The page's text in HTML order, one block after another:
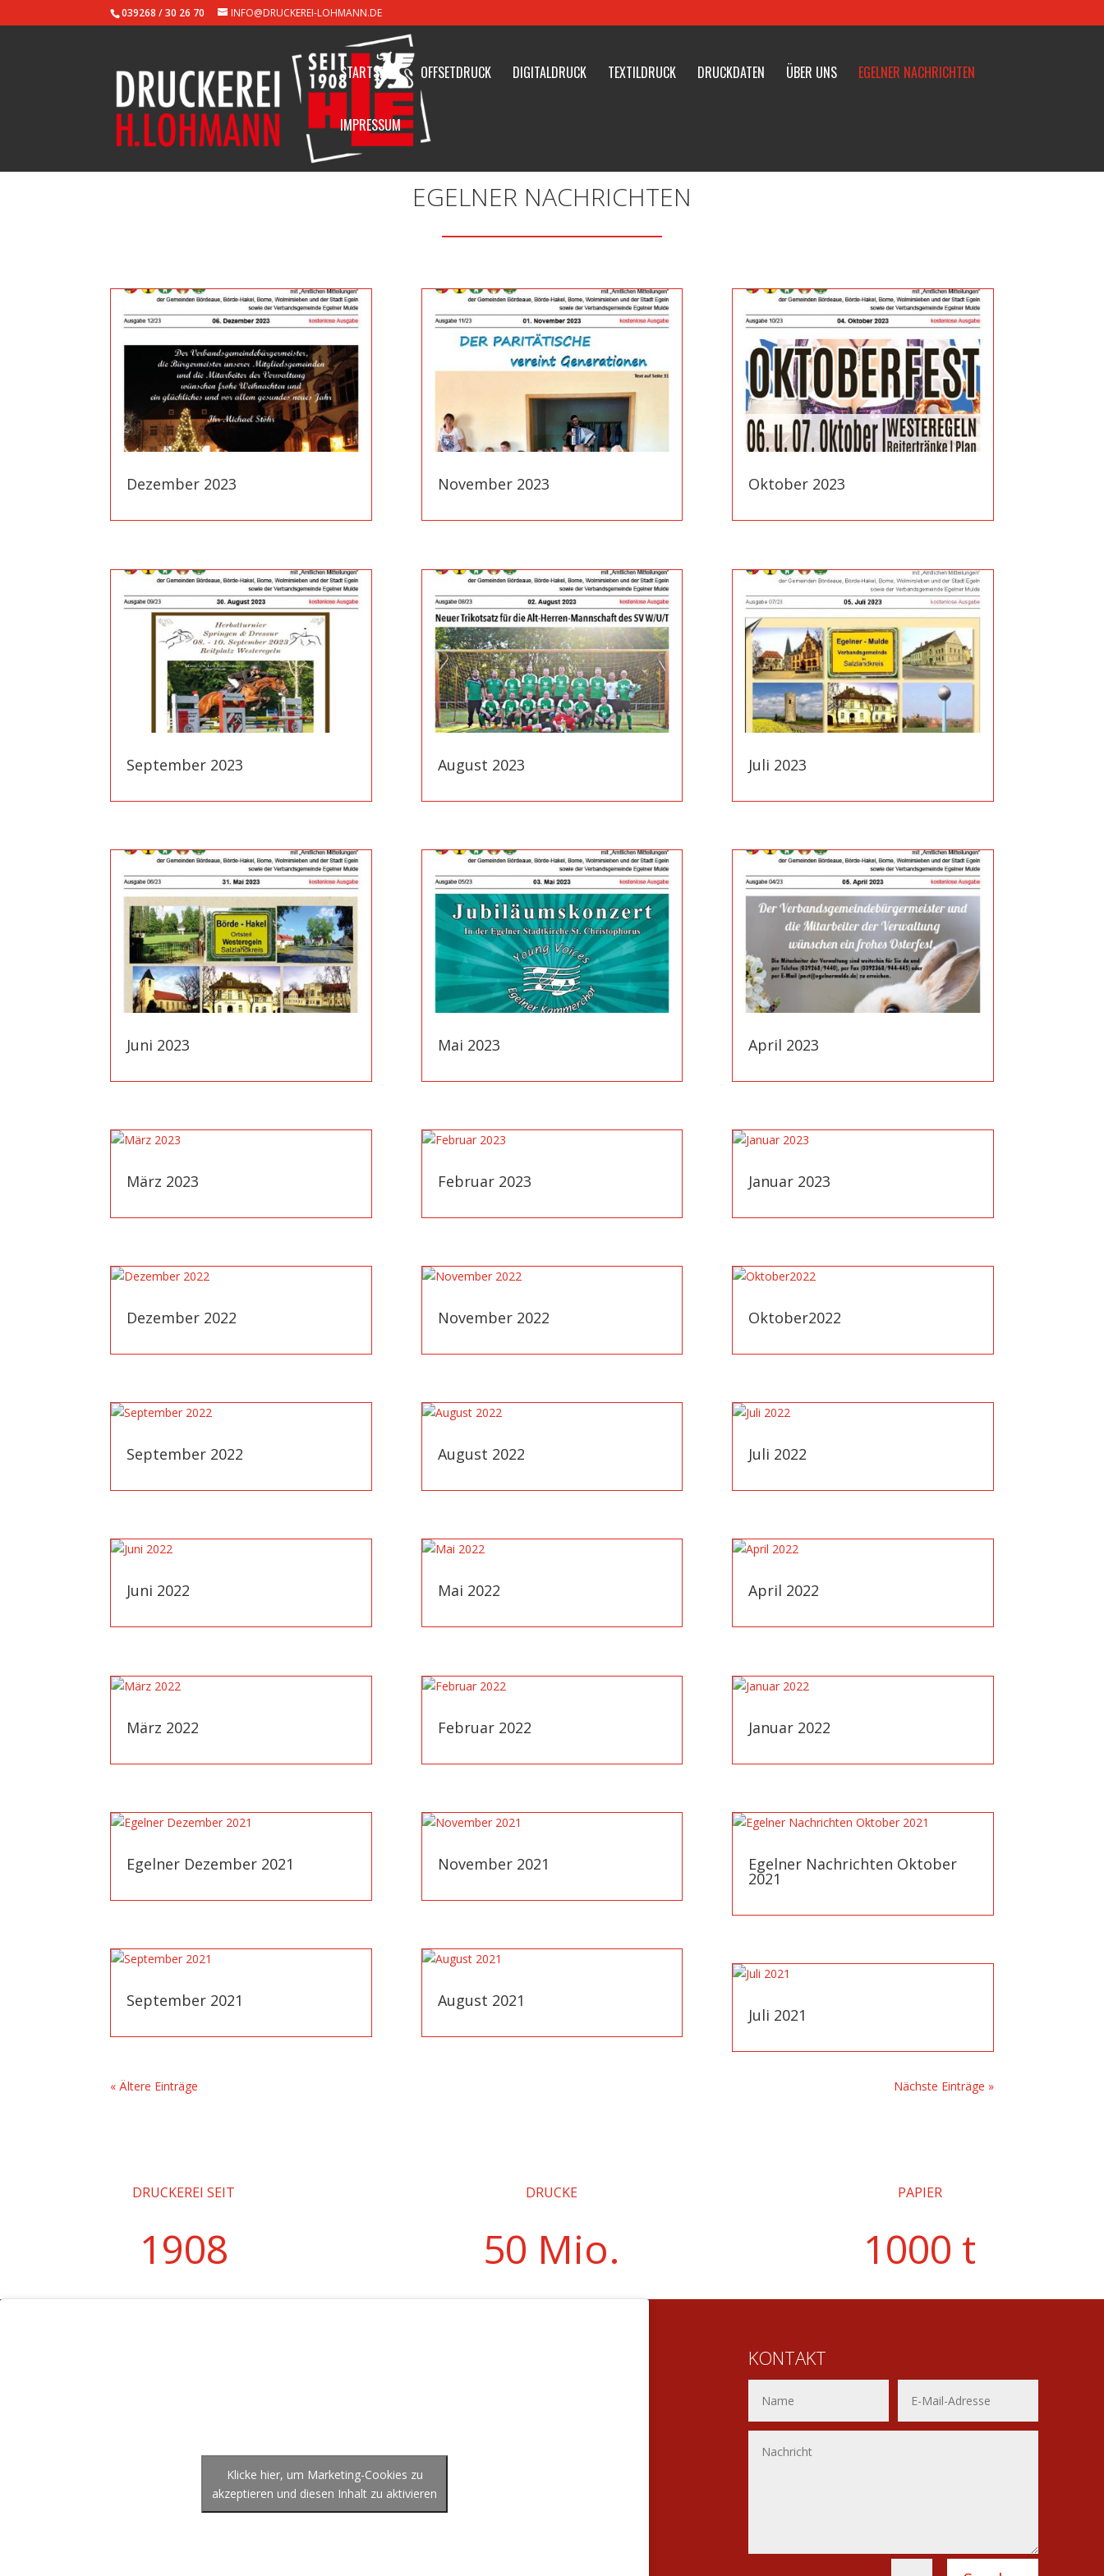
039268 / 30 26 70 INFO@DRUCKEREI-LOHMANN.DE
STARTSEITE OFFSETDRUCK DIGITALDRUCK TEXTILDRUCK DRUCKDATEN ÜBER UNS EGELNER NACHRICHTEN
IMPRESSUM
EGELNER NACHRICHTEN
Dezember 2023
September 2023
Juni 2023
März 2023
Dezember 2022
September 2022
Juni 2022
März 2022
Egelner Dezember 2021
September 2021
November 2023
August 2023
Mai 2023
Februar 2023
November 2022
August 2022
Mai 2022
Februar 2022
November 2021
August 2021
Oktober 2023
Juli 2023
April 2023
Januar 2023
Oktober2022
Juli 2022
April 2022
Januar 2022
Egelner Nachrichten Oktober
2021
Juli 2021
« Ältere Einträge Nächste Einträge »
DRUCKEREI SEIT
1908
DRUCKE
50 Mio.
PAPIER
1000 t
Klicke hier, um Marketing-Cookies zu
akzeptieren und diesen Inhalt zu aktivieren
KONTAKT